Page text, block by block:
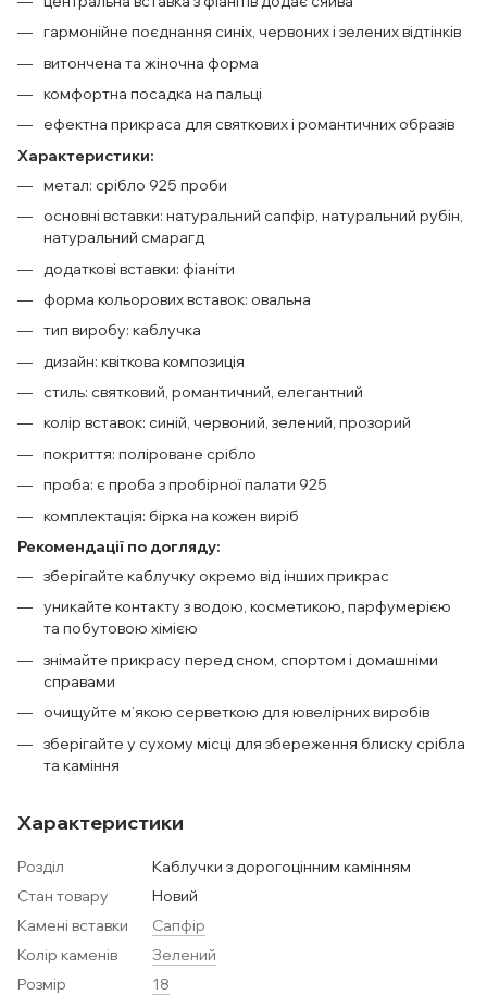
гармонійне поєднання синіх, червоних і зелених відтінків
витончена та жіночна форма
комфортна посадка на пальці
ефектна прикраса для святкових і романтичних образів
Характеристики:
метал: срібло 925 проби
основні вставки: натуральний сапфір, натуральний рубін,
натуральний смарагд
додаткові вставки: фіаніти
форма кольорових вставок: овальна
тип виробу: каблучка
дизайн: квіткова композиція
стиль: святковий, романтичний, елегантний
колір вставок: синій, червоний, зелений, прозорий
покриття: поліроване срібло
проба: є проба з пробірної палати 925
комплектація: бірка на кожен виріб
Рекомендації по догляду:
зберігайте каблучку окремо від інших прикрас
уникайте контакту з водою, косметикою, парфумерією
та побутовою хімією
знімайте прикрасу перед сном, спортом і домашніми
справами
очищуйте м’якою серветкою для ювелірних виробів
зберігайте у сухому місці для збереження блиску срібла
та каміння
Характеристики
Розділ
Каблучки з дорогоцінним камінням
Стан товару
Новий
Камені вставки
Сапфір
Колір каменів
Зелений
Розмір
18